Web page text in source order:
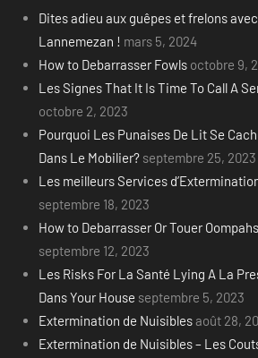
Dites adieu aux guêpes et frelons
Lannemezan ! mars 5, 2024
How to Debarrasser Fowls octobre 9,
Les Signes That It Is Time To Call A
octobre 2, 2023
Pourquoi Les Punaises De Lit Se
Dans Le Mobilier? septembre 25, 2023
Les meilleurs Services
septembre 18, 2023
How to Debarrasser Or Touer
septembre 12, 2023
Les Risks For La Santé Lying A La
Dans Your House septembre 5, 2023
Extermination de Nuisiblesaoût 28,
Extermination de Nuisibles – Les